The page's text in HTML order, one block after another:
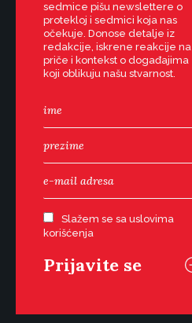
sedmice pišu newslettere o
protekloj i sedmici koja nas
očekuje. Donose detalje iz
redakcije, iskrene reakcije na
priče i kontekst o događajima
koji oblikuju našu stvarnost.
Slažem se sa uslovima
korišćenja